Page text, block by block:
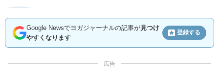
Google Newsでヨガジャーナルの記事が見つけ
やすくなります
登録する
広告